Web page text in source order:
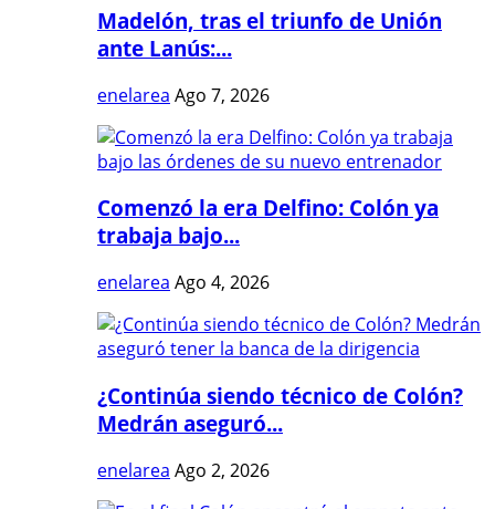
Madelón, tras el triunfo de Unión
ante Lanús:...
enelarea Ago 7, 2026
Comenzó la era Delfino: Colón ya
trabaja bajo...
enelarea Ago 4, 2026
¿Continúa siendo técnico de Colón?
Medrán aseguró...
enelarea Ago 2, 2026